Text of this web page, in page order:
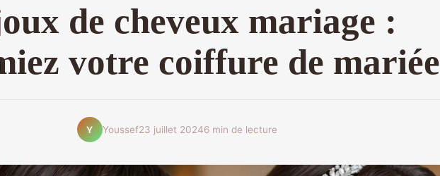
de cheveux mariage :
votre coiffure de mariée
Y Youssef23 juillet 20246 min de lecture